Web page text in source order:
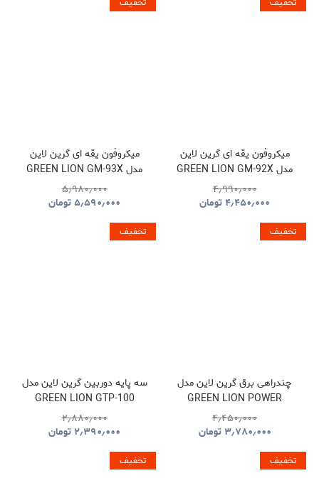
میکروفون یقه ای گرین لاین
مدل GREEN LION GM-92X
GNGM92XWMBK
۴٫۹۹۰٫۰۰۰
۴٫۴۵۰٫۰۰۰ تومان
میکروفون یقه ای گرین لاین
مدل GREEN LION GM-93X
GNGM93XMICBK
۵٫۹۸۰٫۰۰۰
۵٫۵۹۰٫۰۰۰تومان
تخفیف
چندراهی برق گرین لاین مدل
GREEN LION POWER
SOCKET GL-PS8A
GNPS7UPDUKBK
۴٫۴۵۰٫۰۰۰
۳٫۷۸۰٫۰۰۰ تومان
تخفیف
سه پایه دوربین گرین لاین مدل
GREEN LION GTP-100
GNTP100TRIBK
۲٫۸۸۰٫۰۰۰
۲٫۳۹۰٫۰۰۰ تومان
تخفیف تخفیف